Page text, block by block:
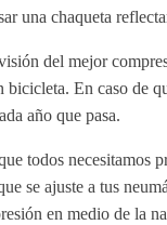
una chaqueta
del mejor
bicicleta. En caso de
año que pasa.
todos necesitamos
se ajuste a tus
en medio de la